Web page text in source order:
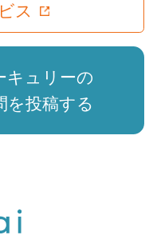
ス
キュリーの
を投稿する